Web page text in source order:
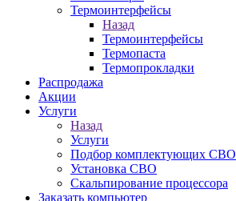
Термоинтерфейсы
Назад
Термоинтерфейсы
Термопаста
Термопрокладки
Распродажа
Акции
Услуги
Назад
Услуги
Подбор комплектующих СВО
Установка СВО
Скальпирование процессора
Заказать компьютер